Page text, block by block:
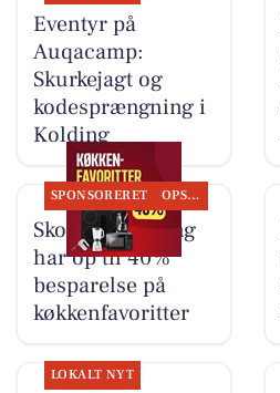
Eventyr på
Auqacamp:
Skurkejagt og
kodesprængning i
Kolding
SPONSORERET OPSLAGSTAVLEN
Skousen Kolding
har op til 40%
besparelse på
køkkenfavoritter
LOKALT NYT